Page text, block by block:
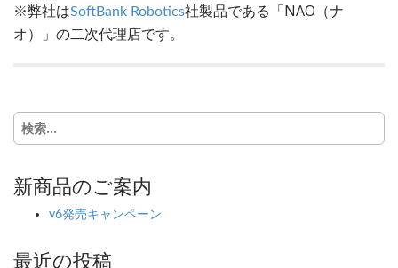
※弊社はSoftBank Robotics社製品である「NAO（ナ
オ）」の二次代理店です。
検
索:
新商品のご案内
v6発売キャンペーン
最近の投稿